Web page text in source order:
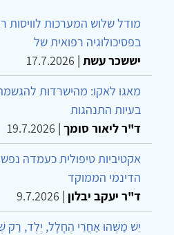
מודל שלוש המערכות לוויסות
בפסיכולוגיה רפואית של
יששכר עשת |
17.7.2026
מאגו לאקו: מהישרדות
בעיות התנהגות
ד"ר ליאור סומך |
19.7.2026
אקטיביות טיפולית כעמדה
הדינמי הממוקד
ד"ר יעקב יבלון |
9.7.2026
יֵשׁ מַשֶּׁהוּ אַחֲרֵי הֶחָלָל, יֶלֶד, רַק